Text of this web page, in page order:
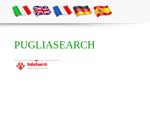
PUGLIASEARCH